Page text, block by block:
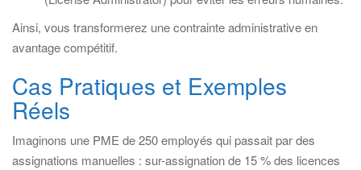
Ainsi, vous transformerez une contrainte administrative en
avantage compétitif.
Cas Pratiques et Exemples
Réels
Imaginons une PME de 250 employés qui passait par des
assignations manuelles : sur-assignation de 15 % des licences